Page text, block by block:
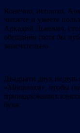
Конечно, неплохо,
читаете и умеете
Аркадий Львович,
обещания (хотя бы
замечательно.
Двадцати двух недель
«Мишпохи», чтобы
принадлежащих
букв: